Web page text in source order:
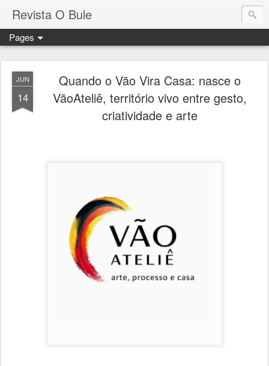
Revista O Bule
Pages
JUN
14
Quando o Vão Vira Casa: nasce o
VãoAteliê, território vivo entre gesto,
criatividade e arte